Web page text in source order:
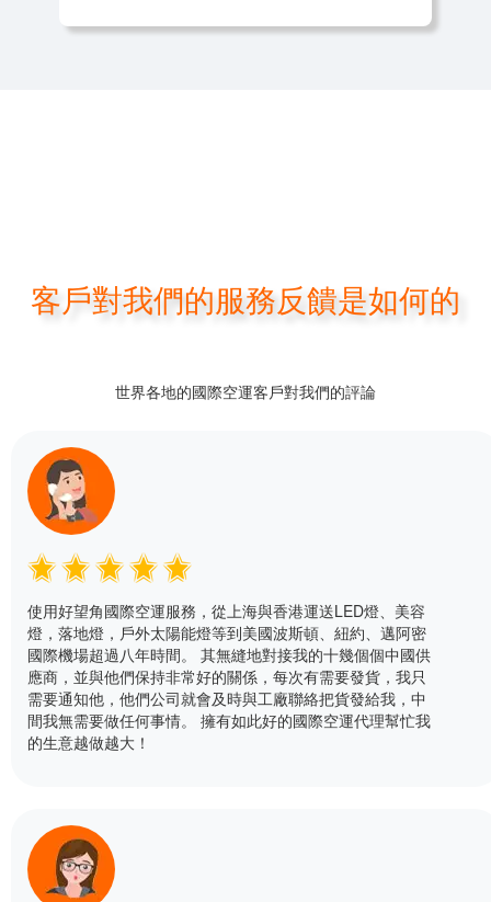
客戶對我們的服務反饋是如何的
世界各地的國際空運客戶對我們的評論
使用好望角國際空運服務，從上海與香港運送LED燈、美容
燈，落地燈，戶外太陽能燈等到美國波斯頓、紐約、邁阿密
國際機場超過八年時間。 其無縫地對接我的十幾個個中國供
應商，並與他們保持非常好的關係，每次有需要發貨，我只
需要通知他，他們公司就會及時與工廠聯絡把貨發給我，中
間我無需要做任何事情。 擁有如此好的國際空運代理幫忙我
的生意越做越大！